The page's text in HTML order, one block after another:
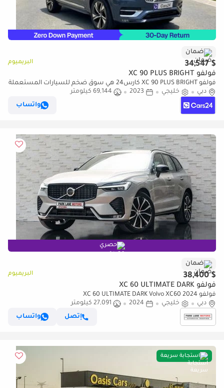
ضمان
$ 34,547 البريميوم
فولفو XC 90 PLUS BRIGHT
فولفو XC 90 PLUS BRIGHT كارس24 هي سوق ضخم للسيارات المستعملة
موثوق ومضمون ٪كارس24 هي سوق ضخم للسيارات المستعملة موثوق
دبي خليجي 2023
69,144 كيلومتر
واتساب
حصري
ضمان
$ 38,400 البريميوم
فولفو XC 60 ULTIMATE DARK
فولفو XC 60 ULTIMATE DARK Volvo XC60 2024
دبي
خليجي 2024
27,091 كيلومتر
إتصل
واتساب
استجابة سريعة